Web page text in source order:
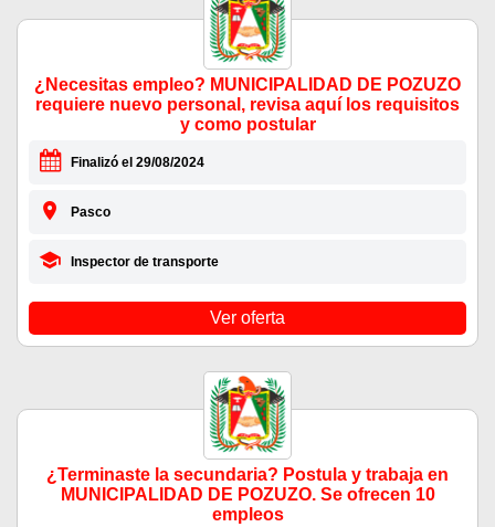
¿Necesitas empleo? MUNICIPALIDAD DE POZUZO
requiere nuevo personal, revisa aquí los requisitos
y como postular
Finalizó el 29/08/2024
Pasco
Inspector de transporte
Ver oferta
¿Terminaste la secundaria? Postula y trabaja en
MUNICIPALIDAD DE POZUZO. Se ofrecen 10
empleos